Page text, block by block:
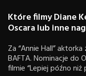
Które filmy Diane
Oscara lub inne
Za “Annie Hall”
BAFTA. Nominacje do
filmie “Lepiej późno niż